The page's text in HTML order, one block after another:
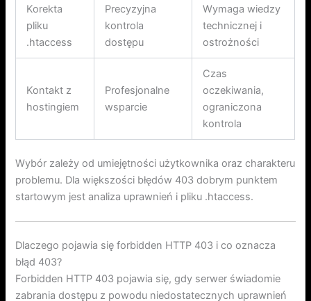
Korekta
pliku
.htaccess
Precyzyjna
kontrola
dostępu
Wymaga wiedzy
technicznej i
ostrożności
Kontakt z
hostingiem
Profesjonalne
wsparcie
Czas
oczekiwania,
ograniczona
kontrola
Wybór zależy od umiejętności użytkownika oraz charakteru
problemu. Dla większości błędów 403 dobrym punktem
startowym jest analiza uprawnień i pliku .htaccess.
Dlaczego pojawia się forbidden HTTP 403 i co oznacza
błąd 403?
Forbidden HTTP 403 pojawia się, gdy serwer świadomie
zabrania dostępu z powodu niedostatecznych uprawnień